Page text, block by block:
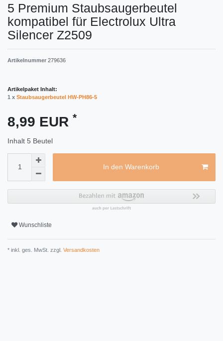
5 Premium Staubsaugerbeutel
kompatibel für Electrolux Ultra
Silencer Z2509
Artikelnummer 279636
Artikelpaket Inhalt:
1 x Staubsaugerbeutel HW-PH86-5
8,99 EUR *
Inhalt 5 Beutel
In den Warenkorb
Wunschliste
* inkl. ges. MwSt. zzgl. Versandkosten